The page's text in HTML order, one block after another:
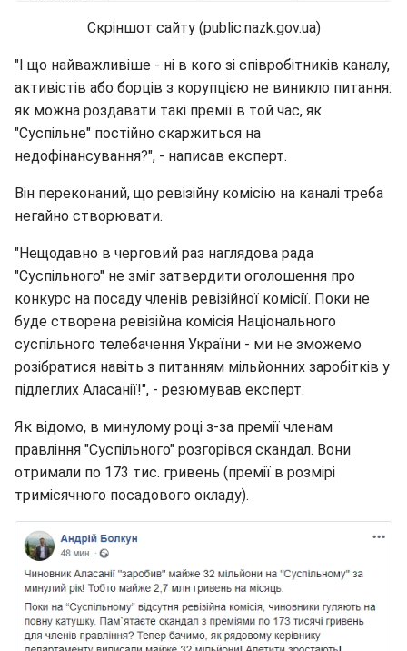
Скріншот сайту (public.nazk.gov.ua)
"І що найважливіше - ні в кого зі співробітників каналу,
активістів або борців з корупцією не виникло питання:
як можна роздавати такі премії в той час, як
"Суспільне" постійно скаржиться на
недофінансування?", - написав експерт.
Він переконаний, що ревізійну комісію на каналі треба
негайно створювати.
"Нещодавно в черговий раз наглядова рада
"Суспільного" не зміг затвердити оголошення про
конкурс на посаду членів ревізійної комісії. Поки не
буде створена ревізійна комісія Національного
суспільного телебачення України - ми не зможемо
розібратися навіть з питанням мільйонних заробітків у
підлеглих Аласанії!", - резюмував експерт.
Як відомо, в минулому році з-за премії членам
правління "Суспільного" розгорівся скандал. Вони
отримали по 173 тис. гривень (премії в розмірі
тримісячного посадового окладу).